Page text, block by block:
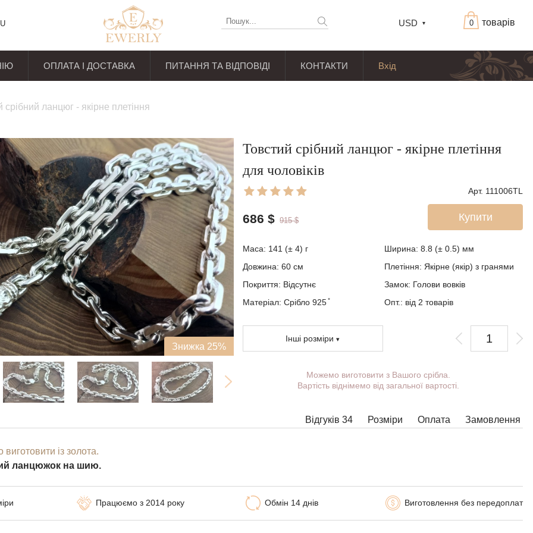
товарів
0
USD
ОПЛАТА І ДОСТАВКА ПИТАННЯ ТА ВІДПОВІДІ КОНТАКТИ Вхід
срібний ланцюг - якірне плетіння
Знижка 25%
Товстий срібний ланцюг - якірне плетіння
для чоловіків
Арт. 111006TL
Купити
686 $ 915 $
Маса: 141 (± 4) г Ширина:8.8 (± 0.5) мм
Довжина:60 см Плетіння: Якірне (якір) з гранями
Покриття: Відсутнє Замок: Голови вовків
Матеріал: Срібло 925 ̊
Опт.: від 2 товарів
Інші розміри
Ви можете вибрати покриття, масу,
довжину, ширину, замок.
принципі, в таких випадках наші менеджери
Можемо виготовити з Вашого срібла.
Вартість віднімемо від загальної вартості.
Відгуків 34 Замовлення
Оплата
Розміри
із золота.
ланцюжок на шию.
Обмін 14 днів Виготовлення без передоплат
Працюємо з 2014 року